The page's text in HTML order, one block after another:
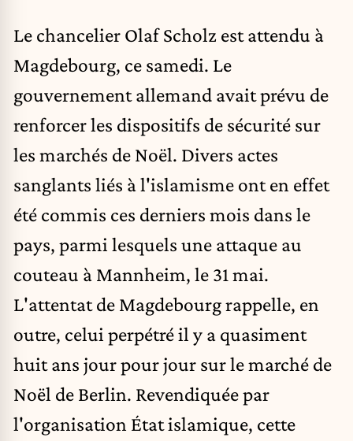
Le chancelier Olaf Scholz est attendu à
Magdebourg, ce samedi. Le
gouvernement allemand avait prévu de
renforcer les dispositifs de sécurité sur
les marchés de Noël. Divers actes
sanglants liés à l'islamisme ont en effet
été commis ces derniers mois dans le
pays, parmi lesquels une attaque au
couteau à Mannheim, le 31 mai.
L'attentat de Magdebourg rappelle, en
outre, celui perpétré il y a quasiment
huit ans jour pour jour sur le marché de
Noël de Berlin. Revendiquée par
l'organisation État islamique, cette